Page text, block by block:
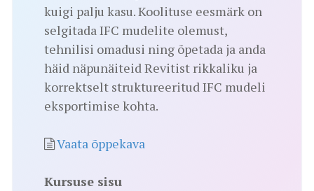
kuigi palju kasu. Koolituse eesmärk on
selgitada IFC mudelite olemust,
tehnilisi omadusi ning õpetada ja anda
häid näpunäiteid Revitist rikkaliku ja
korrektselt struktureeritud IFC mudeli
eksportimise kohta.
Vaata õppekava
Kursuse sisu